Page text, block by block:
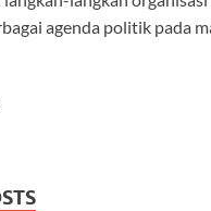
agenda politik pada